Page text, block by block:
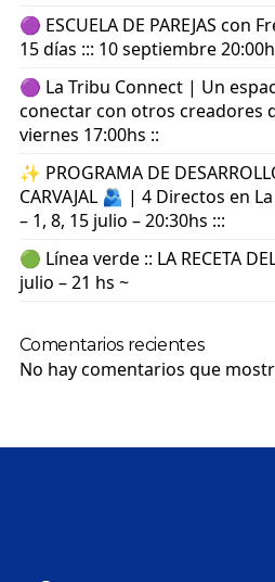
🟣 ESCUELA DE PAREJAS con
15 días ::: 10 septiembre
🟣 La Tribu Connect | Un
conectar con otros creadores
viernes 17:00hs ::
✨ PROGRAMA DE
CARVAJAL 🫂 | 4 Directos en
– 1, 8, 15 julio – 20:30hs :::
🟢 Línea verde :: LA RECETA
julio – 21 hs ~
Comentarios recientes
No hay comentarios que